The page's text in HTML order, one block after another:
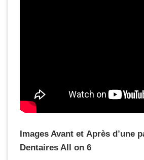
Images Avant et Après d’une
Dentaires All on 6